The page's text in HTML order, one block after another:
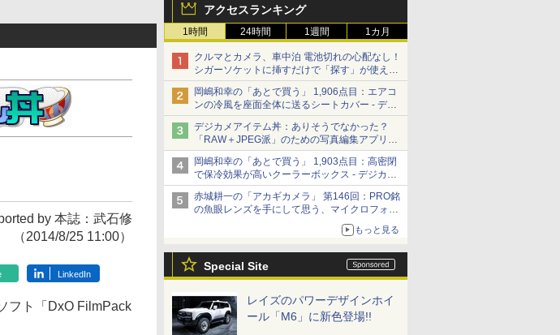
アクセスランキング
1時間 24時間 1週間 1カ月
クルマとカメラ、車中泊 電池切れの心配なし！
シガーソケットに挿すだけで「探す」が使える
スマートタグ - デジカメ Watch
岡嶋和幸の「あとで買う」 1,906点目：エアコ
ンの冷風を座面全体に送るシートカバー - デジ
カメ Watch
デジカメアイテム丼：ありそうでなかった？
「RAW＋JPEG派」のための写真編集アプリ
カメラデフォルトのJPEGを大切にする
「Filmator」
岡嶋和幸の「あとで買う」 1,903点目：高密閉
で保冷効果が高いクーラーボックス - デジカメ
Watch
赤城耕一の「アカギカメラ」 第146回：PRO銘
の魚眼レンズを手にして思う、マイクロフォー
もっと見る
Special Site
レイズのパワーデザインホイ
ール「M6」に新色登場!!
by 本誌：武石修
（2014/8/25 11:00）
LinkedIn
フト「DxO FilmPack